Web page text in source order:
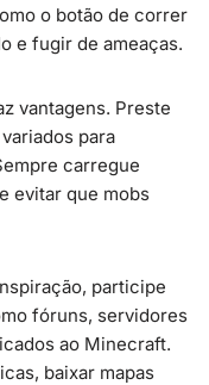
o botão de correr
e fugir de ameaças.
vantagens. Preste
para
carregue
evitar que mobs
participe
fóruns, servidores
ao Minecraft.
baixar mapas